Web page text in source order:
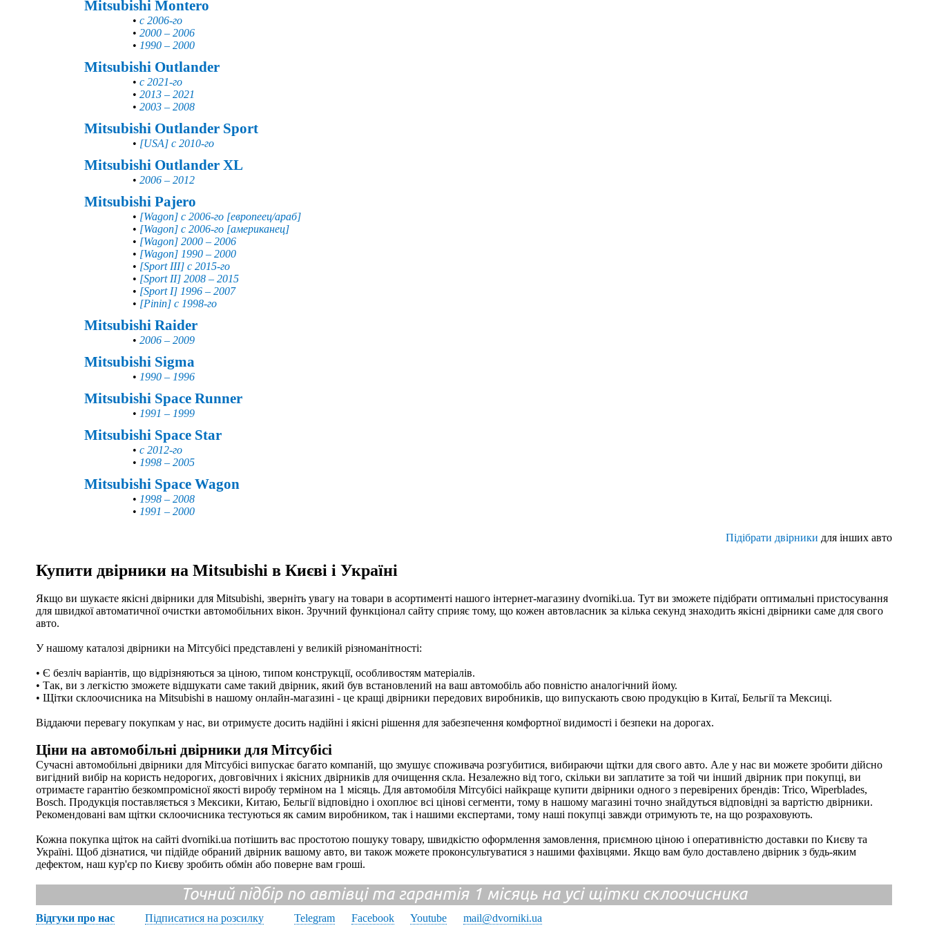
Mitsubishi Montero
• с 2006-го
• 2000 – 2006
• 1990 – 2000
Mitsubishi Outlander
• с 2021-го
• 2013 – 2021
• 2003 – 2008
Mitsubishi Outlander Sport
• [USA] с 2010-го
Mitsubishi Outlander XL
• 2006 – 2012
Mitsubishi Pajero
• [Wagon] с 2006-го [европеец/араб]
• [Wagon] с 2006-го [американец]
• [Wagon] 2000 – 2006
• [Wagon] 1990 – 2000
• [Sport III] с 2015-го
• [Sport II] 2008 – 2015
• [Sport I] 1996 – 2007
• [Pinin] с 1998-го
Mitsubishi Raider
• 2006 – 2009
Mitsubishi Sigma
• 1990 – 1996
Mitsubishi Space Runner
• 1991 – 1999
Mitsubishi Space Star
• с 2012-го
• 1998 – 2005
Mitsubishi Space Wagon
• 1998 – 2008
• 1991 – 2000
Підібрати двірники для інших авто
Купити двірники на Mitsubishi в Києві і Україні
Якщо ви шукаєте якісні двірники для Mitsubishi, зверніть увагу на товари в асортименті нашого інтернет-магазину dvorniki.ua. Тут ви зможете підібрати оптимальні пристосування
для швидкої автоматичної очистки автомобільних вікон. Зручний функціонал сайту сприяє тому, що кожен автовласник за кілька секунд знаходить якісні двірники саме для свого
авто.
У нашому каталозі двірники на Мітсубісі представлені у великій різноманітності:
• Є безліч варіантів, що відрізняються за ціною, типом конструкції, особливостям матеріалів.
• Так, ви з легкістю зможете відшукати саме такий двірник, який був встановлений на ваш автомобіль або повністю аналогічний йому.
• Щітки склоочисника на Mitsubishi в нашому онлайн-магазині - це кращі двірники передових виробників, що випускають свою продукцію в Китаї, Бельгії та Мексиці.
Віддаючи перевагу покупкам у нас, ви отримуєте досить надійні і якісні рішення для забезпечення комфортної видимості і безпеки на дорогах.
Ціни на автомобільні двірники для Мітсубісі
Сучасні автомобільні двірники для Мітсубісі випускає багато компаній, що змушує споживача розгубитися, вибираючи щітки для свого авто. Але у нас ви можете зробити дійсно
вигідний вибір на користь недорогих, довговічних і якісних двірників для очищення скла. Незалежно від того, скільки ви заплатите за той чи інший двірник при покупці, ви
отримаєте гарантію безкомпромісної якості виробу терміном на 1 місяць. Для автомобіля Мітсубісі найкраще купити двірники одного з перевірених брендів: Trico, Wiperblades,
Bosch. Продукція поставляється з Мексики, Китаю, Бельгії відповідно і охоплює всі цінові сегменти, тому в нашому магазині точно знайдуться відповідні за вартістю двірники.
Рекомендовані вам щітки склоочисника тестуються як самим виробником, так і нашими експертами, тому наші покупці завжди отримують те, на що розраховують.
Кожна покупка щіток на сайті dvorniki.ua потішить вас простотою пошуку товару, швидкістю оформлення замовлення, приємною ціною і оперативністю доставки по Києву та
Україні. Щоб дізнатися, чи підійде обраний двірник вашому авто, ви також можете проконсультуватися з нашими фахівцями. Якщо вам було доставлено двірник з будь-яким
дефектом, наш кур'єр по Києву зробить обмін або поверне вам гроші.
Точний підбір по автівці та гарантія 1 місяць на усі щітки склоочисника
Відгуки про нас Підписатися на розсилку Telegram Facebook Youtube mail@dvorniki.ua